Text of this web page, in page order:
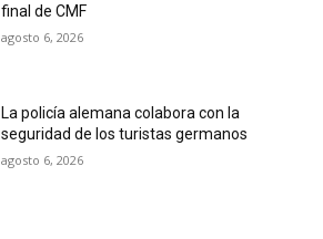
final de CMF
agosto 6, 2026
La policía alemana colabora con la
seguridad de los turistas germanos
agosto 6, 2026